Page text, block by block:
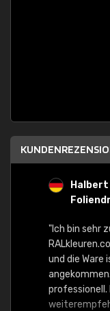
Halbert
"Ich bin sehr
und die Ware
professionell.